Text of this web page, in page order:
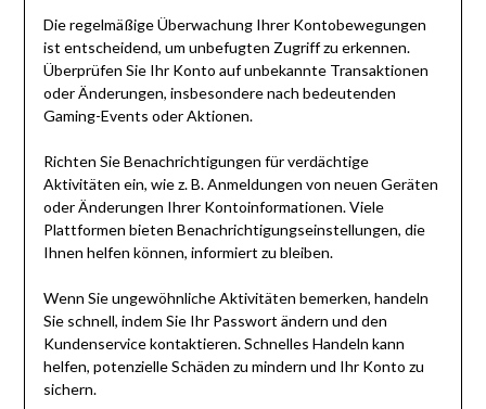
Die regelmäßige Überwachung Ihrer Kontobewegungen
ist entscheidend, um unbefugten Zugriff zu erkennen.
Überprüfen Sie Ihr Konto auf unbekannte Transaktionen
oder Änderungen, insbesondere nach bedeutenden
Gaming-Events oder Aktionen.
Richten Sie Benachrichtigungen für verdächtige
Aktivitäten ein, wie z. B. Anmeldungen von neuen Geräten
oder Änderungen Ihrer Kontoinformationen. Viele
Plattformen bieten Benachrichtigungseinstellungen, die
Ihnen helfen können, informiert zu bleiben.
Wenn Sie ungewöhnliche Aktivitäten bemerken, handeln
Sie schnell, indem Sie Ihr Passwort ändern und den
Kundenservice kontaktieren. Schnelles Handeln kann
helfen, potenzielle Schäden zu mindern und Ihr Konto zu
sichern.